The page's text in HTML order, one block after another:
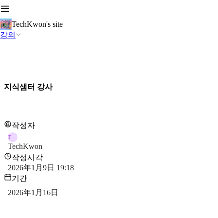
TechKwon's site
강의
지식샘터 강사
작성자
T
TechKwon
작성시각
2026年1月9日 19:18
기간
2026年1月16日